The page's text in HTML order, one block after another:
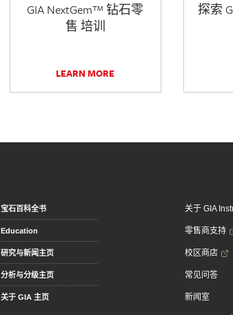
GIA NextGem™ 钻石零
售 培训
LEARN MORE
探索
宝石百科全书
Education
研究与新闻主页
分析与分级主页
关于 GIA 主页
关于 GIA
零售商支持
校区商店
常见问答
新闻室